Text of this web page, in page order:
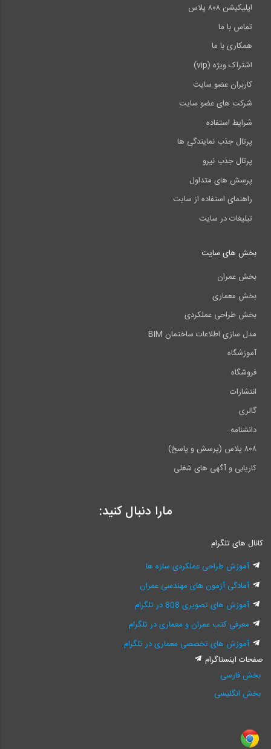
اپلیکیشن ۸۰۸ پلاس
تماس با ما
همکاری با ما
اشتراک ویژه (vip)
کاربران عضو سایت
شرکت های عضو سایت
شرایط استفاده
پرتال جذب نمایندگی ها
پرتال جذب نیرو
پرسش های متداول
راهنمای استفاده از سایت
تبلیغات در سایت
بخش های سایت
بخش عمران
بخش معماری
بخش طراحی عملکردی
مدل سازی اطلاعات ساختمان BIM
آموزشگاه
فروشگاه
انتشارات
گالری
دانشنامه
۸۰۸ پلاس (پرسش و پاسخ)
کاریابی و آگهی های شغلی
مارا دنبال کنید:
کانال های تلگرام
آموزش طراحی عملکردی سازه ها
آمادگی آزمون های مهندسی عمران
آموزش های تصویری 808 در تلگرام
معرفی کتب عمران و معماری در تلگرام
آموزش های تخصصی معماری در تلگرام
صفحات اینستاگرام
بخش فارسی
بخش انگلیسی